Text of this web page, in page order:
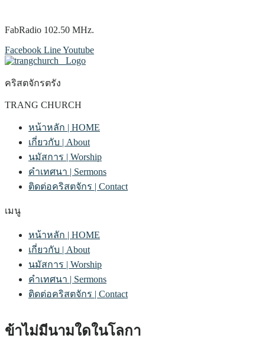
FabRadio 102.50 MHz.
Facebook LineYoutube
คริสตจักรตรัง
TRANG CHURCH
หน้าหลัก | HOME
เกี่ยวกับ | About
นมัสการ | Worship
คำเทศนา | Sermons
ติดต่อคริสตจักร | Contact
เมนู
หน้าหลัก | HOME
เกี่ยวกับ | About
นมัสการ | Worship
คำเทศนา | Sermons
ติดต่อคริสตจักร | Contact
ข้าไม่มีนามใดในโลกา